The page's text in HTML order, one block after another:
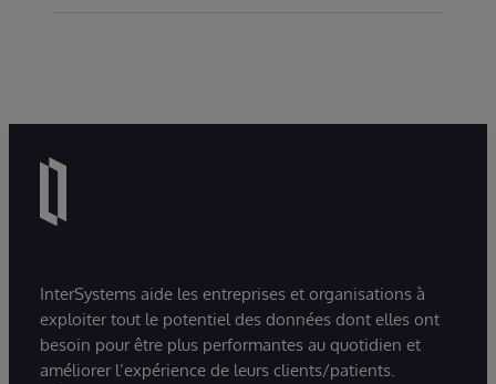
partage des informations s'appliquent aux
Ce livre blanc met en évidence les spécificités
InterSystems aide les entreprises et organisations à
exploiter tout le potentiel des données dont elles ont
besoin pour être plus performantes au quotidien et
améliorer l’expérience de leurs clients/patients.